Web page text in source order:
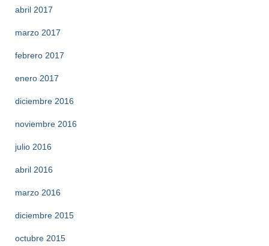
abril 2017
marzo 2017
febrero 2017
enero 2017
diciembre 2016
noviembre 2016
julio 2016
abril 2016
marzo 2016
diciembre 2015
octubre 2015